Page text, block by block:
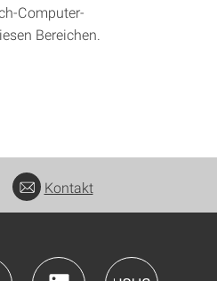
Computer-
Bereichen.
Kontakt